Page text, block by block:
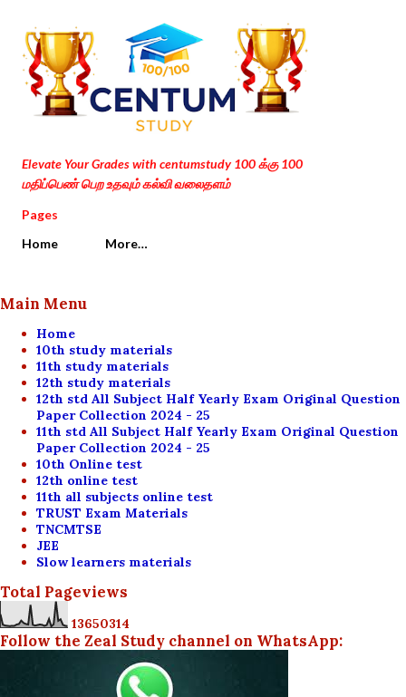
Skip to main content
Elevate Your Grades with centumstudy 100 க்கு 100
மதிப்பெண் பெற உதவும் கல்வி வலைதளம்
Pages
Home
More…
Main Menu
Home
10th study materials
11th study materials
12th study materials
12th std All Subject Half Yearly Exam Original Question
Paper Collection 2024 - 25
11th std All Subject Half Yearly Exam Original Question
Paper Collection 2024 - 25
10th Online test
12th online test
11th all subjects online test
TRUST Exam Materials
TNCMTSE
JEE
Slow learners materials
Total Pageviews
13650314
Follow the Zeal Study channel on WhatsApp: